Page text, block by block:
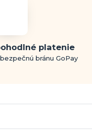
platenie
bránu GoPay